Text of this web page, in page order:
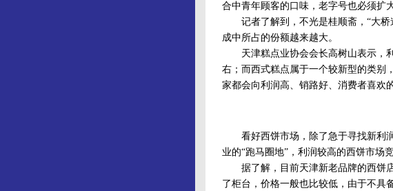
合中青年顾客的口味，老字号也必须扩
记者了解到，不光是桂顺斋，“大桥
成中所占的份额越来越大。
天津糕点业协会会长高树山表示，利
右；而西式糕点属于一个较新型的类别
家都会向利润高、销路好、消费者喜欢
看好西饼市场，除了急于寻找新利润
业的“跑马圈地”，利润较高的西饼市场
据了解，目前天津新老品牌的西饼店
了柜台，价格一般也比较低，由于不具